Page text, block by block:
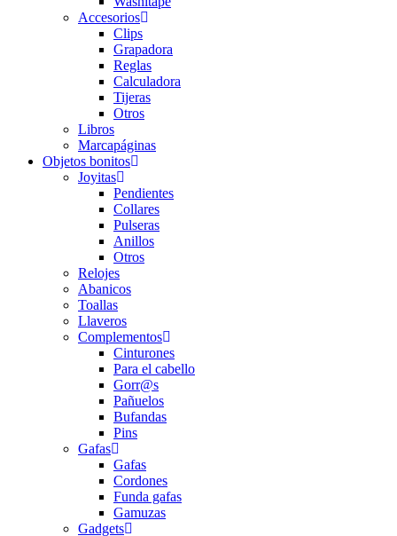
Accesorios
Clips
Grapadora
Reglas
Calculadora
Tijeras
Otros
Libros
Marcapáginas
Objetos bonitos
Joyitas
Pendientes
Collares
Pulseras
Anillos
Otros
Relojes
Abanicos
Toallas
Llaveros
Complementos
Cinturones
Para el cabello
Gorr@s
Pañuelos
Bufandas
Pins
Gafas
Gafas
Cordones
Funda gafas
Gamuzas
Gadgets